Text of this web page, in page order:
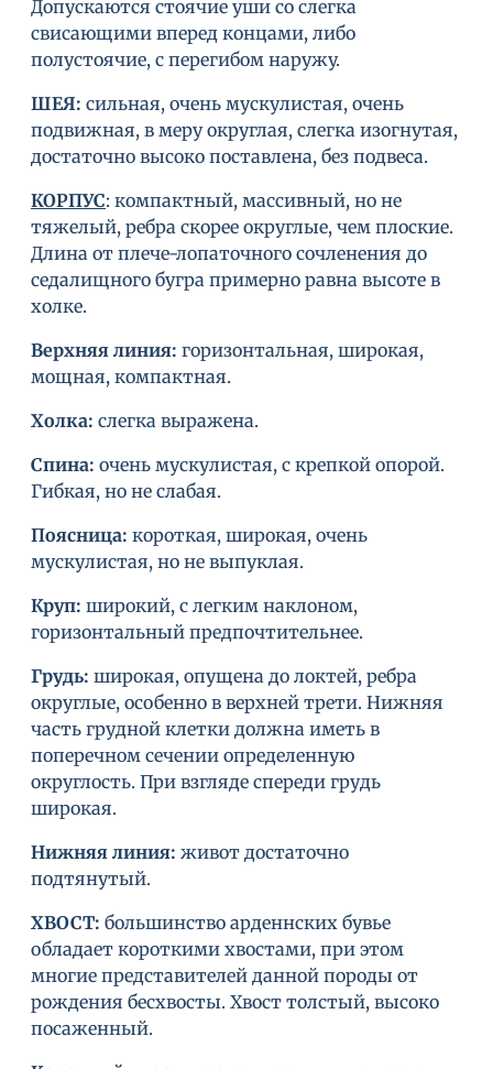
Допускаются стоячие уши со слегка
свисающими вперед концами, либо
полустоячие, с перегибом наружу.
ШЕЯ: сильная, очень мускулистая, очень
подвижная, в меру округлая, слегка изогнутая,
достаточно высоко поставлена, без подвеса.
КОРПУС: компактный, массивный, но не
тяжелый, ребра скорее округлые, чем плоские.
Длина от плече-лопаточного сочленения до
седалищного бугра примерно равна высоте в
холке.
Верхняя линия: горизонтальная, широкая,
мощная, компактная.
Холка: слегка выражена.
Спина: очень мускулистая, с крепкой опорой.
Гибкая, но не слабая.
Поясница: короткая, широкая, очень
мускулистая, но не выпуклая.
Круп: широкий, с легким наклоном,
горизонтальный предпочтительнее.
Грудь: широкая, опущена до локтей, ребра
округлые, особенно в верхней трети. Нижняя
часть грудной клетки должна иметь в
поперечном сечении определенную
округлость. При взгляде спереди грудь
широкая.
Нижняя линия: живот достаточно
подтянутый.
ХВОСТ: большинство арденнских бувье
обладает короткими хвостами, при этом
многие представителей данной породы от
рождения бесхвосты. Хвост толстый, высоко
посаженный.